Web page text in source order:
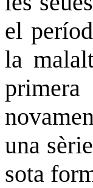
el
la
una
sota